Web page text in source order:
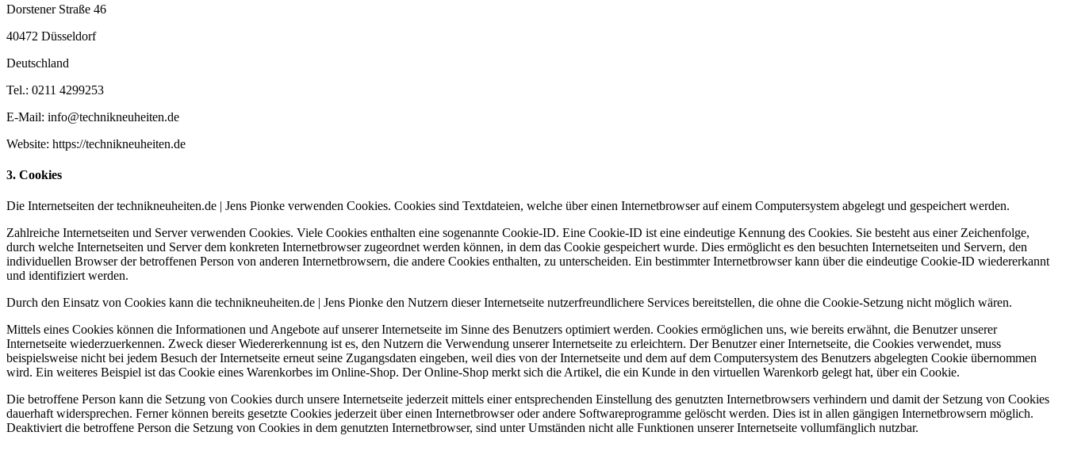
Dorstener Straße 46
40472 Düsseldorf
Deutschland
Tel.: 0211 4299253
E-Mail: info@technikneuheiten.de
Website: https://technikneuheiten.de
3. Cookies
Die Internetseiten der technikneuheiten.de | Jens Pionke verwenden Cookies. Cookies sind Textdateien, welche über einen Internetbrowser auf einem Computersystem abgelegt und gespeichert werden.
Zahlreiche Internetseiten und Server verwenden Cookies. Viele Cookies enthalten eine sogenannte Cookie-ID. Eine Cookie-ID ist eine eindeutige Kennung des Cookies. Sie besteht aus einer Zeichenfolge,
durch welche Internetseiten und Server dem konkreten Internetbrowser zugeordnet werden können, in dem das Cookie gespeichert wurde. Dies ermöglicht es den besuchten Internetseiten und Servern, den
individuellen Browser der betroffenen Person von anderen Internetbrowsern, die andere Cookies enthalten, zu unterscheiden. Ein bestimmter Internetbrowser kann über die eindeutige Cookie-ID wiedererkannt
und identifiziert werden.
Durch den Einsatz von Cookies kann die technikneuheiten.de | Jens Pionke den Nutzern dieser Internetseite nutzerfreundlichere Services bereitstellen, die ohne die Cookie-Setzung nicht möglich wären.
Mittels eines Cookies können die Informationen und Angebote auf unserer Internetseite im Sinne des Benutzers optimiert werden. Cookies ermöglichen uns, wie bereits erwähnt, die Benutzer unserer
Internetseite wiederzuerkennen. Zweck dieser Wiedererkennung ist es, den Nutzern die Verwendung unserer Internetseite zu erleichtern. Der Benutzer einer Internetseite, die Cookies verwendet, muss
beispielsweise nicht bei jedem Besuch der Internetseite erneut seine Zugangsdaten eingeben, weil dies von der Internetseite und dem auf dem Computersystem des Benutzers abgelegten Cookie übernommen
wird. Ein weiteres Beispiel ist das Cookie eines Warenkorbes im Online-Shop. Der Online-Shop merkt sich die Artikel, die ein Kunde in den virtuellen Warenkorb gelegt hat, über ein Cookie.
Die betroffene Person kann die Setzung von Cookies durch unsere Internetseite jederzeit mittels einer entsprechenden Einstellung des genutzten Internetbrowsers verhindern und damit der Setzung von Cookies
dauerhaft widersprechen. Ferner können bereits gesetzte Cookies jederzeit über einen Internetbrowser oder andere Softwareprogramme gelöscht werden. Dies ist in allen gängigen Internetbrowsern möglich.
Deaktiviert die betroffene Person die Setzung von Cookies in dem genutzten Internetbrowser, sind unter Umständen nicht alle Funktionen unserer Internetseite vollumfänglich nutzbar.